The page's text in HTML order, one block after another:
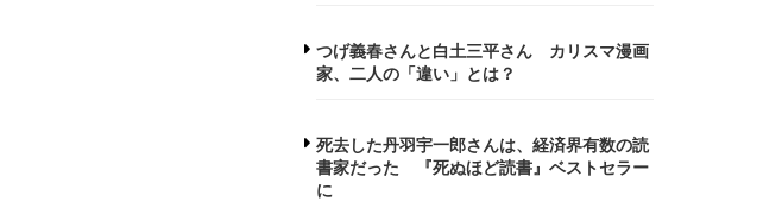
つげ義春さんと白土三平さん カリスマ漫画
家、二人の「違い」とは？
死去した丹羽宇一郎さんは、経済界有数の読
書家だった 『死ぬほど読書』ベストセラー
に